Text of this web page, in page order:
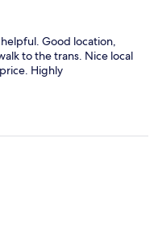
Good location,
to the trans. Nice local
Highly